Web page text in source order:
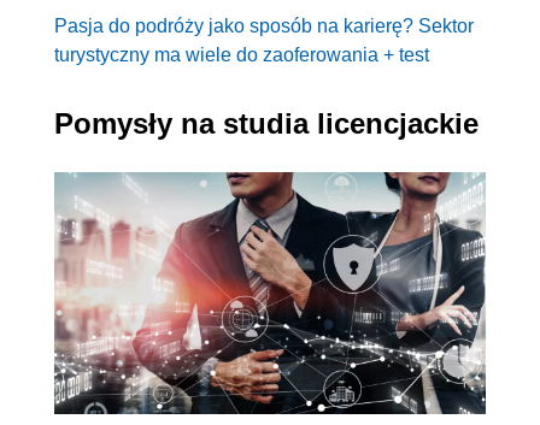
Pasja do podróży jako sposób na karierę? Sektor
turystyczny ma wiele do zaoferowania + test
Pomysły na studia licencjackie